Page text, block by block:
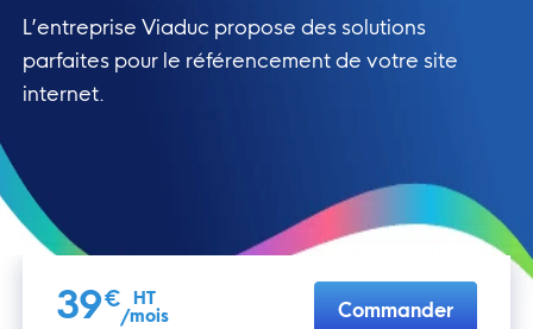
L’entreprise Viaduc propose des solutions
parfaites pour le référencement de votre site
internet.
39€
HT
/mois
Commander